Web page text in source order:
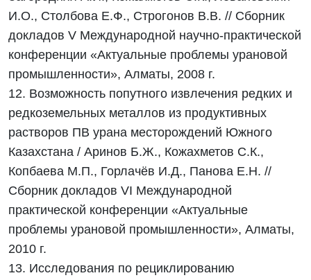
И.О., Столбова Е.Ф., Строгонов В.В. // Сборник
докладов V Международной научно-практической
конференции «Актуальные проблемы урановой
промышленности», Алматы, 2008 г.
12. Возможность попутного извлечения редких и
редкоземельных металлов из продуктивных
растворов ПВ урана месторождений Южного
Казахстана / Аринов Б.Ж., Кожахметов С.К.,
Копбаева М.П., Горлачёв И.Д., Панова Е.Н. //
Сборник докладов VI Международной
практической конференции «Актуальные
проблемы урановой промышленности», Алматы,
2010 г.
13. Исследования по рециклированию